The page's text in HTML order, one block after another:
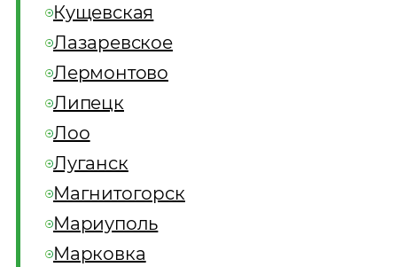
Кущевская
Лазаревское
Лермонтово
Липецк
Лоо
Луганск
Магнитогорск
Мариуполь
Марковка